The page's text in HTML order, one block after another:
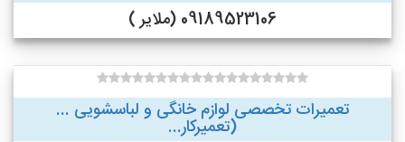
09189523106 (ملایر )
تعمیرات تخصصی لوازم خانگی و لباسشویی ...
(تعمیرکار...